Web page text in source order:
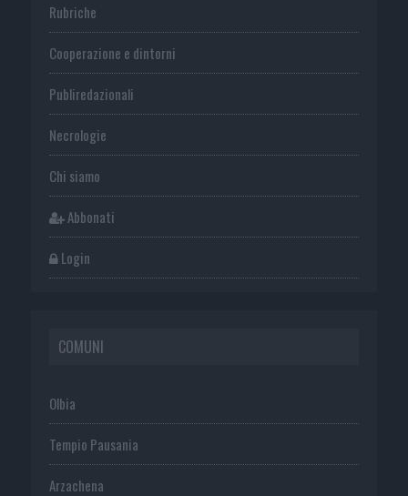
Rubriche
Cooperazione e dintorni
Publiredazionali
Necrologie
Chi siamo
Abbonati
Login
COMUNI
Olbia
Tempio Pausania
Arzachena